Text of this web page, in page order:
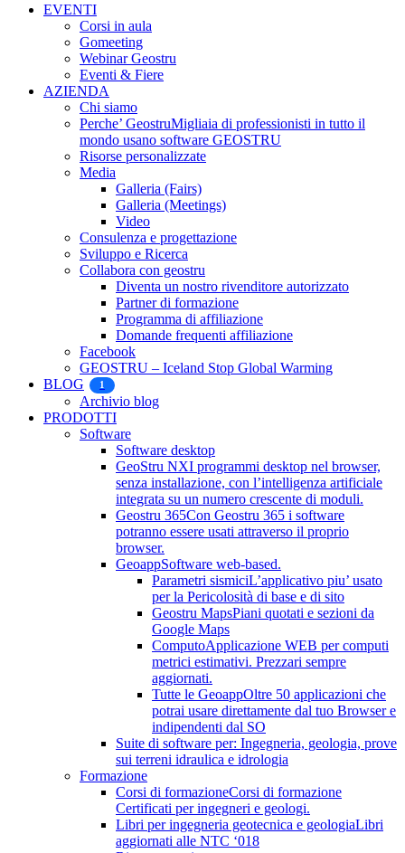
EVENTI
Corsi in aula
Gomeeting
Webinar Geostru
Eventi & Fiere
AZIENDA
Chi siamo
Perche’ GeostruMigliaia di professionisti in tutto il
mondo usano software GEOSTRU
Risorse personalizzate
Media
Galleria (Fairs)
Galleria (Meetings)
Video
Consulenza e progettazione
Sviluppo e Ricerca
Collabora con geostru
Diventa un nostro rivenditore autorizzato
Partner di formazione
Programma di affiliazione
Domande frequenti affiliazione
Facebook
GEOSTRU – Iceland Stop Global Warming
BLOG
1
Archivio blog
PRODOTTI
Software
Software desktop
GeoStru NXI programmi desktop nel browser,
senza installazione, con l’intelligenza artificiale
integrata su un numero crescente di moduli.
Geostru 365Con Geostru 365 i software
potranno essere usati attraverso il proprio
browser.
GeoappSoftware web-based.
Parametri sismiciL’applicativo piu’ usato
per la Pericolosità di base e di sito
Geostru MapsPiani quotati e sezioni da
Google Maps
ComputoApplicazione WEB per computi
metrici estimativi. Prezzari sempre
aggiornati.
Tutte le GeoappOltre 50 applicazioni che
potrai usare direttamente dal tuo Browser e
indipendenti dal SO
Suite di software per: Ingegneria, geologia, prove
sui terreni idraulica e idrologia
Formazione
Corsi di formazioneCorsi di formazione
Certificati per ingegneri e geologi.
Libri per ingegneria geotecnica e geologiaLibri
aggiornati alle NTC ‘018